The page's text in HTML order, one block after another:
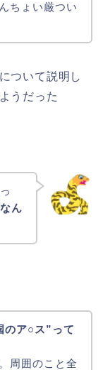
ちょい厳つい
ついて説明し
うだった
ん
のア○ス”って
周囲のこと全